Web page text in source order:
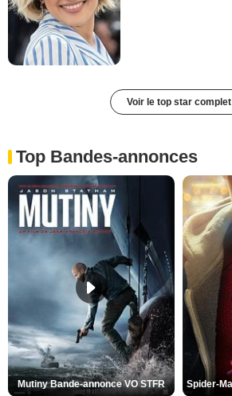
Voir le top star complet
Top Bandes-annonces
Mutiny Bande-annonce VO STFR